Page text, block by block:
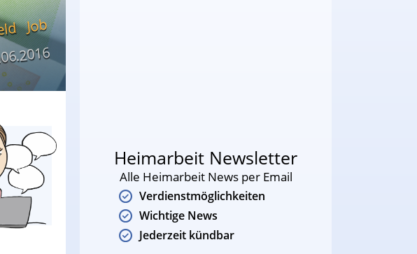
Job
Heimarbeit Newsletter
Alle Heimarbeit News per Email
Verdienstmöglichkeiten
Wichtige News
Jederzeit kündbar